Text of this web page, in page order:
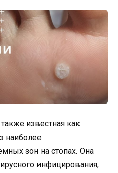
известная как
наиболее
зон на стопах. Она
инфицирования,